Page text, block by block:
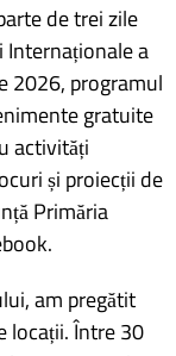
de trei zile
Internaționale a
2026, programul
gratuite
activități
și proiecții de
Primăria
am pregătit
locații. Între 30